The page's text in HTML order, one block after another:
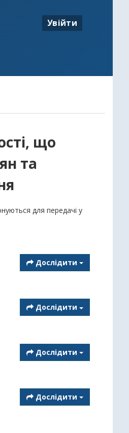
Увійти
що
та
для передачі у
Дослідити
Дослідити
Дослідити
Дослідити